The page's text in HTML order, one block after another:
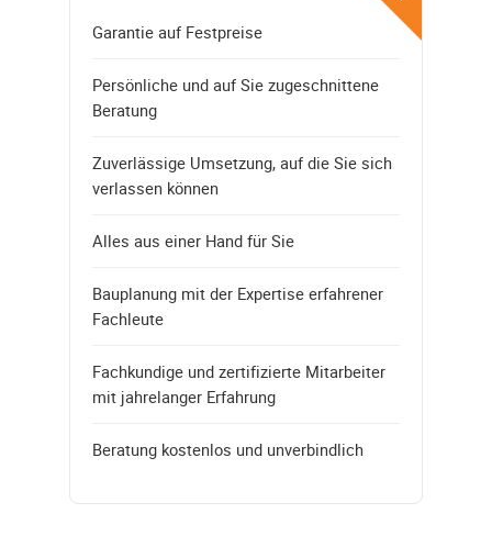
Garantie auf Festpreise
Persönliche und auf Sie zugeschnittene
Beratung
Zuverlässige Umsetzung, auf die Sie sich
verlassen können
Alles aus einer Hand für Sie
Bauplanung mit der Expertise erfahrener
Fachleute
Fachkundige und zertifizierte Mitarbeiter
mit jahrelanger Erfahrung
Beratung kostenlos und unverbindlich